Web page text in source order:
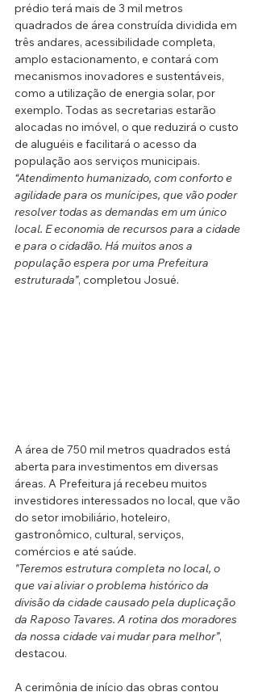
prédio terá mais de 3 mil metros
quadrados de área construída dividida em
três andares, acessibilidade completa,
amplo estacionamento, e contará com
mecanismos inovadores e sustentáveis,
como a utilização de energia solar, por
exemplo. Todas as secretarias estarão
alocadas no imóvel, o que reduzirá o custo
de aluguéis e facilitará o acesso da
população aos serviços municipais.
“Atendimento humanizado, com conforto e
agilidade para os munícipes, que vão poder
resolver todas as demandas em um único
local. E economia de recursos para a cidade
e para o cidadão. Há muitos anos a
população espera por uma Prefeitura
estruturada”, completou Josué.
A área de 750 mil metros quadrados está
aberta para investimentos em diversas
áreas. A Prefeitura já recebeu muitos
investidores interessados no local, que vão
do setor imobiliário, hoteleiro,
gastronômico, cultural, serviços,
comércios e até saúde.
"Teremos estrutura completa no local, o
que vai aliviar o problema histórico da
divisão da cidade causado pela duplicação
da Raposo Tavares. A rotina dos moradores
da nossa cidade vai mudar para melhor”,
destacou.
A cerimônia de início das obras contou